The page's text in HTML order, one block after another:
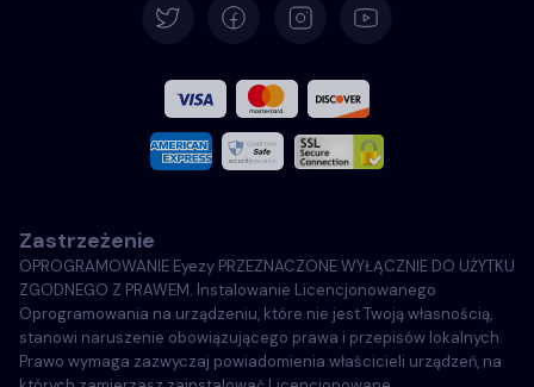
Français
Włoski
Português
Türkçe
Polski
Zastrzeżenie
OPROGRAMOWANIE Eyezy PRZEZNACZONE WYŁĄCZNIE DO UŻYTKU
ZGODNEGO Z PRAWEM. Instalowanie Licencjonowanego
Oprogramowania na urządzeniu, które nie jest Twoją własnością,
stanowi naruszenie obowiązującego prawa i przepisów lokalnych.
Prawo wymaga zazwyczaj powiadomienia właścicieli urządzeń, na